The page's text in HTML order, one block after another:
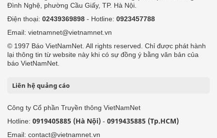
Đình Nghệ, phường Cầu Giấy, TP. Hà Nội.
Điện thoại: 02439369898 - Hotline: 0923457788
Email: vietnamnet@vietnamnet.vn
© 1997 Báo VietNamNet. All rights reserved. Chỉ được phát hành
lại thông tin từ website này khi có sự đồng ý bằng văn bản của
báo VietNamNet.
Liên hệ quảng cáo
Công ty Cổ phần Truyền thông VietNamNet
Hotline: 0919405885 (Hà Nội) - 0919435885 (Tp.HCM)
Email: contact@vietnamnet.vn